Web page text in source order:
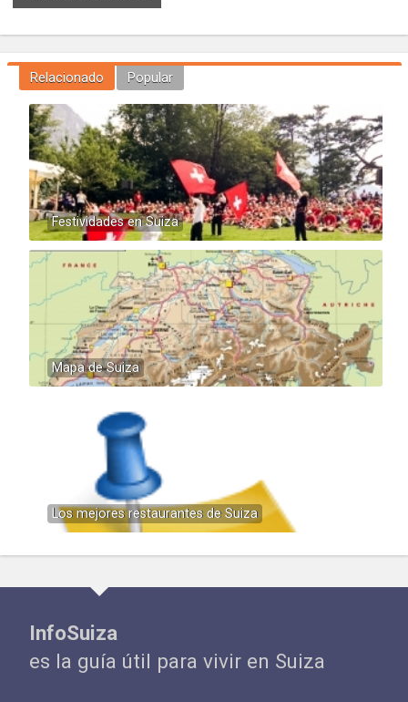
Relacionado Popular
Festividades en Suiza
Mapa de Suiza
Los mejores restaurantes de Suiza
InfoSuiza
es la guía útil para vivir en Suiza